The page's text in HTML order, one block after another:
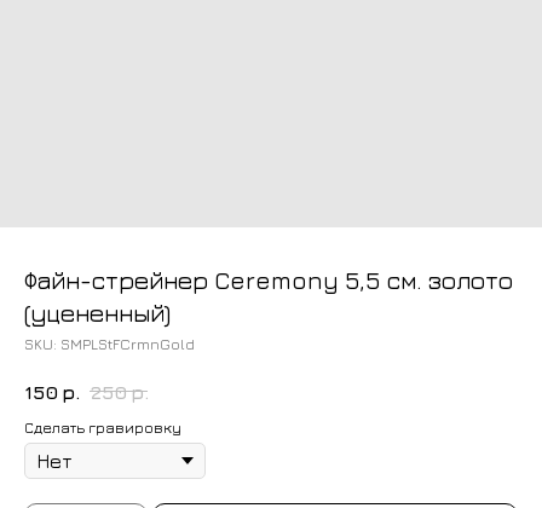
Файн-стрейнер Ceremony 5,5 см. золото
(уцененный)
SKU: SMPLStFCrmnGold
150 р. 250 р.
Сделать гравировку